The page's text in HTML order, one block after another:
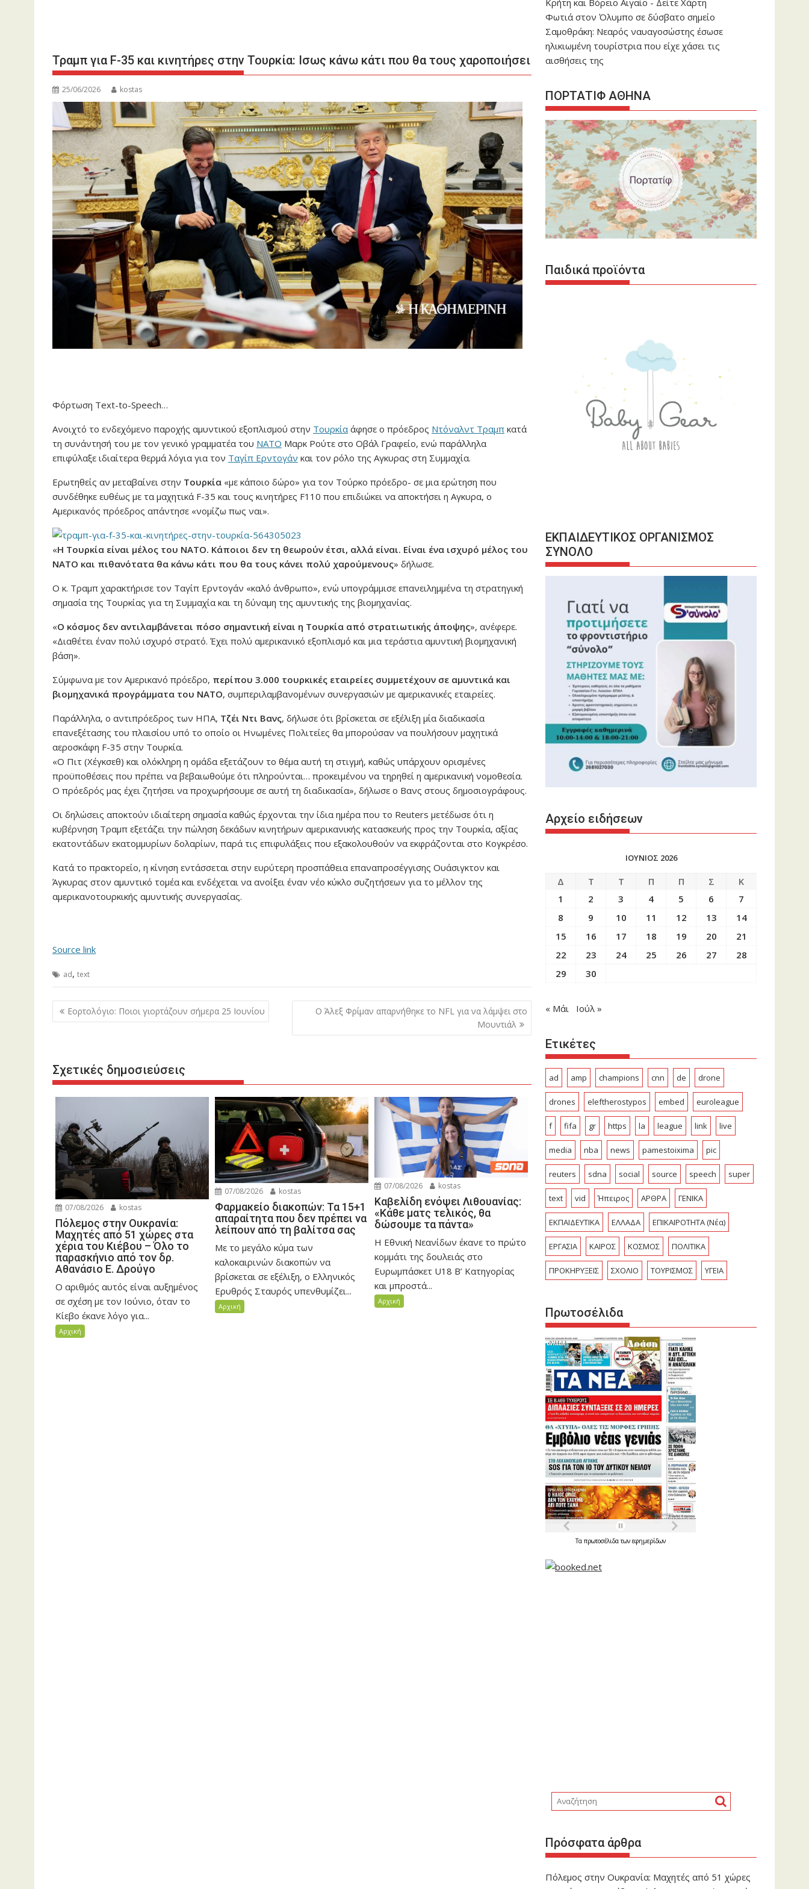
Τραμπ για F-35 και κινητήρες στην Τουρκία: Ισως κάνω κάτι που θα τους χαροποιήσει
25/06/2026 kostas
Φόρτωση Text-to-Speech…
Ανοιχτό το ενδεχόμενο παροχής αμυντικού εξοπλισμού στην Τουρκία άφησε ο πρόεδρος Ντόναλντ Τραμπ κατά
τη συνάντησή του με τον γενικό γραμματέα του ΝΑΤΟ Μαρκ Ρούτε στο Οβάλ Γραφείο, ενώ παράλληλα
επιφύλαξε ιδιαίτερα θερμά λόγια για τον Ταγίπ Ερντογάν και τον ρόλο της Αγκυρας στη Συμμαχία.
Ερωτηθείς αν μεταβαίνει στην Τουρκία «με κάποιο δώρο» για τον Τούρκο πρόεδρο- σε μια ερώτηση που
συνδέθηκε ευθέως με τα μαχητικά F-35 και τους κινητήρες F110 που επιδιώκει να αποκτήσει η Αγκυρα, ο
Αμερικανός πρόεδρος απάντησε «νομίζω πως ναι».
«Η Τουρκία είναι μέλος του ΝΑΤΟ. Κάποιοι δεν τη θεωρούν έτσι, αλλά είναι. Είναι ένα ισχυρό μέλος του
ΝΑΤΟ και πιθανότατα θα κάνω κάτι που θα τους κάνει πολύ χαρούμενους» δήλωσε.
Ο κ. Τραμπ χαρακτήρισε τον Ταγίπ Ερντογάν «καλό άνθρωπο», ενώ υπογράμμισε επανειλημμένα τη στρατηγική
σημασία της Τουρκίας για τη Συμμαχία και τη δύναμη της αμυντικής της βιομηχανίας.
«Ο κόσμος δεν αντιλαμβάνεται πόσο σημαντική είναι η Τουρκία από στρατιωτικής άποψης», ανέφερε.
«Διαθέτει έναν πολύ ισχυρό στρατό. Έχει πολύ αμερικανικό εξοπλισμό και μια τεράστια αμυντική βιομηχανική
βάση».
Σύμφωνα με τον Αμερικανό πρόεδρο, περίπου 3.000 τουρκικές εταιρείες συμμετέχουν σε αμυντικά και
βιομηχανικά προγράμματα του ΝΑΤΟ, συμπεριλαμβανομένων συνεργασιών με αμερικανικές εταιρείες.
Παράλληλα, ο αντιπρόεδρος των ΗΠΑ, Τζέι Ντι Βανς, δήλωσε ότι βρίσκεται σε εξέλιξη μία διαδικασία
επανεξέτασης του πλαισίου υπό το οποίο οι Ηνωμένες Πολιτείες θα μπορούσαν να πουλήσουν μαχητικά
αεροσκάφη F-35 στην Τουρκία.
«Ο Πιτ (Χέγκσεθ) και ολόκληρη η ομάδα εξετάζουν το θέμα αυτή τη στιγμή, καθώς υπάρχουν ορισμένες
προϋποθέσεις που πρέπει να βεβαιωθούμε ότι πληρούνται… προκειμένου να τηρηθεί η αμερικανική νομοθεσία.
Ο πρόεδρός μας έχει ζητήσει να προχωρήσουμε σε αυτή τη διαδικασία», δήλωσε ο Βανς στους δημοσιογράφους.
Οι δηλώσεις αποκτούν ιδιαίτερη σημασία καθώς έρχονται την ίδια ημέρα που το Reuters μετέδωσε ότι η
κυβέρνηση Τραμπ εξετάζει την πώληση δεκάδων κινητήρων αμερικανικής κατασκευής προς την Τουρκία, αξίας
εκατοντάδων εκατομμυρίων δολαρίων, παρά τις επιφυλάξεις που εξακολουθούν να εκφράζονται στο Κογκρέσο.
Κατά το πρακτορείο, η κίνηση εντάσσεται στην ευρύτερη προσπάθεια επαναπροσέγγισης Ουάσιγκτον και
Άγκυρας στον αμυντικό τομέα και ενδέχεται να ανοίξει έναν νέο κύκλο συζητήσεων για το μέλλον της
αμερικανοτουρκικής αμυντικής συνεργασίας.
Source link
ad, text
Πλοήγηση
άρθρων
Εορτολόγιο: Ποιοι γιορτάζουν σήμερα 25 Ιουνίου
Ο Άλεξ Φρίμαν απαρνήθηκε το NFL για να λάμψει στο
Μουντιάλ
Σχετικές δημοσιεύσεις
07/08/2026 kostas
Πόλεμος στην Ουκρανία:
Μαχητές από 51 χώρες στα
χέρια του Κιέβου – Όλο το
παρασκήνιο από τον δρ.
Αθανάσιο Ε. Δρούγο
Ο αριθμός αυτός είναι αυξημένος
σε σχέση με τον Ιούνιο, όταν το
Κίεβο έκανε λόγο για...
Αρχική
07/08/2026 kostas
Φαρμακείο διακοπών: Τα 15+1
απαραίτητα που δεν πρέπει να
λείπουν από τη βαλίτσα σας
Με το μεγάλο κύμα των
καλοκαιρινών διακοπών να
βρίσκεται σε εξέλιξη, ο Ελληνικός
Ερυθρός Σταυρός υπενθυμίζει...
Αρχική
07/08/2026 kostas
Καβελίδη ενόψει Λιθουανίας:
«Κάθε ματς τελικός, θα
δώσουμε τα πάντα»
Η Εθνική Νεανίδων έκανε το πρώτο
κομμάτι της δουλειάς στο
Ευρωμπάσκετ U18 Β’ Κατηγορίας
και μπροστά...
Αρχική
Κρήτη και Βόρειο Αιγαίο - Δείτε Χάρτη
Φωτιά στον Όλυμπο σε δύσβατο σημείο
Σαμοθράκη: Νεαρός ναυαγοσώστης έσωσε
ηλικιωμένη τουρίστρια που είχε χάσει τις
αισθήσεις της
ΠΟΡΤΑΤΙΦ ΑΘΗΝΑ
Παιδικά προϊόντα
ΕΚΠΑΙΔΕΥΤΙΚΟΣ ΟΡΓΑΝΙΣΜΟΣ
ΣΥΝΟΛΟ
Αρχείο ειδήσεων
ΙΟΥΝΙΟΣ 2026
Δ Τ Τ Π Π Σ
Κ
1
2 3 4 5 6
7
8
9 10 11 12 13
14
15
16 17 18 19 20
21
22
23 24 25 26 27
28
29
30
« Μάι Ιούλ »
Ετικέτες
ad amp champions cnn de drone
drones eleftherostypos embed euroleague
f fifa gr https la league link live
media nba news pamestoixima pic
reuters sdna social source speech super
text vid Ήπειρος ΑΡΘΡΑ ΓΕΝΙΚΑ
ΕΚΠΑΙΔΕΥΤΙΚΑ ΕΛΛΑΔΑ ΕΠΙΚΑΙΡΟΤΗΤΑ (Νέα)
ΕΡΓΑΣΙΑ ΚΑΙΡΟΣ ΚΟΣΜΟΣ ΠΟΛΙΤΙΚΑ
ΠΡΟΚΗΡΥΞΕΙΣ ΣΧΟΛΙΟ ΤΟΥΡΙΣΜΟΣ ΥΓΕΙΑ
Πρωτοσέλιδα
Τα πρωτοσέλιδατων εφημερίδων
Πρόσφατα άρθρα
Πόλεμος στην Ουκρανία: Μαχητές από 51 χώρες